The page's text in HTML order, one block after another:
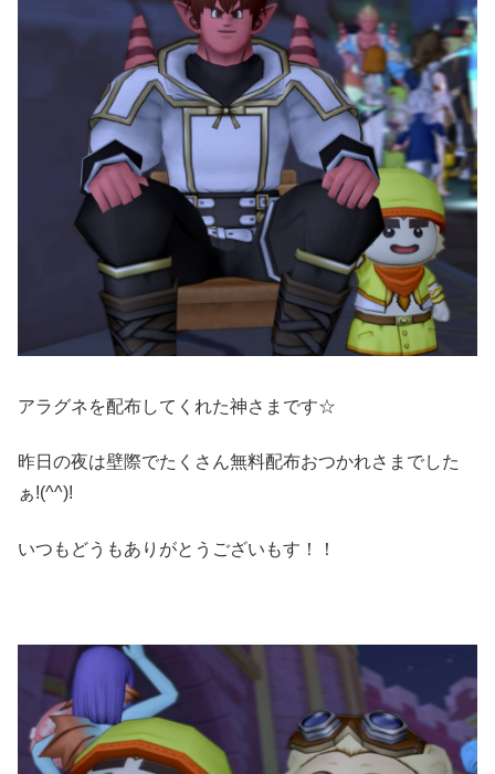
アラグネを配布してくれた神さまです☆
昨日の夜は壁際でたくさん無料配布おつかれさまでした
ぁ!(^^)!
いつもどうもありがとうございもす！！